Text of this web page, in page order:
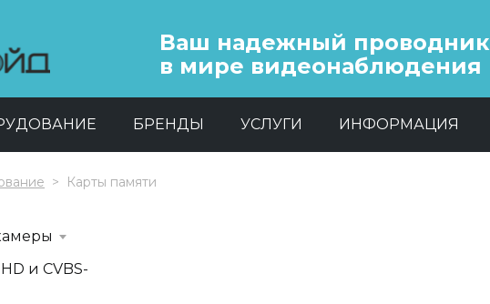
Ваш надежный проводник
в мире видеонаблюдения
БРЕНДЫ УСЛУГИ ИНФОРМАЦИЯ
Карты памяти
и CVBS-